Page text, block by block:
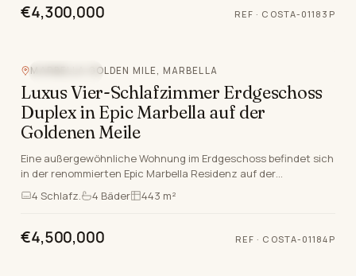
€4,300,000 REF · COSTA-01183P
MARBELLA GOLDEN MILE, MARBELLA
Luxus Vier-Schlafzimmer Erdgeschoss
Duplex in Epic Marbella auf der
Goldenen Meile
Eine außergewöhnliche Wohnung im Erdgeschoss befindet sich
in der renommierten Epic Marbella Residenz auf der
renommierten Marbella Goldene Meile. Dieses luxur…
4 Schlafz. 4 Bäder 443 m²
€4,500,000 REF · COSTA-01184P